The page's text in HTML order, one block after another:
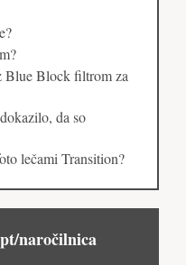
Blue Block filtrom za
da so
lečami Transition?
naročilnica